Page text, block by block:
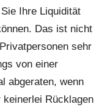
Ihre Liquidität
Das ist nicht
sehr
von einer
abgeraten, wenn
Rücklagen